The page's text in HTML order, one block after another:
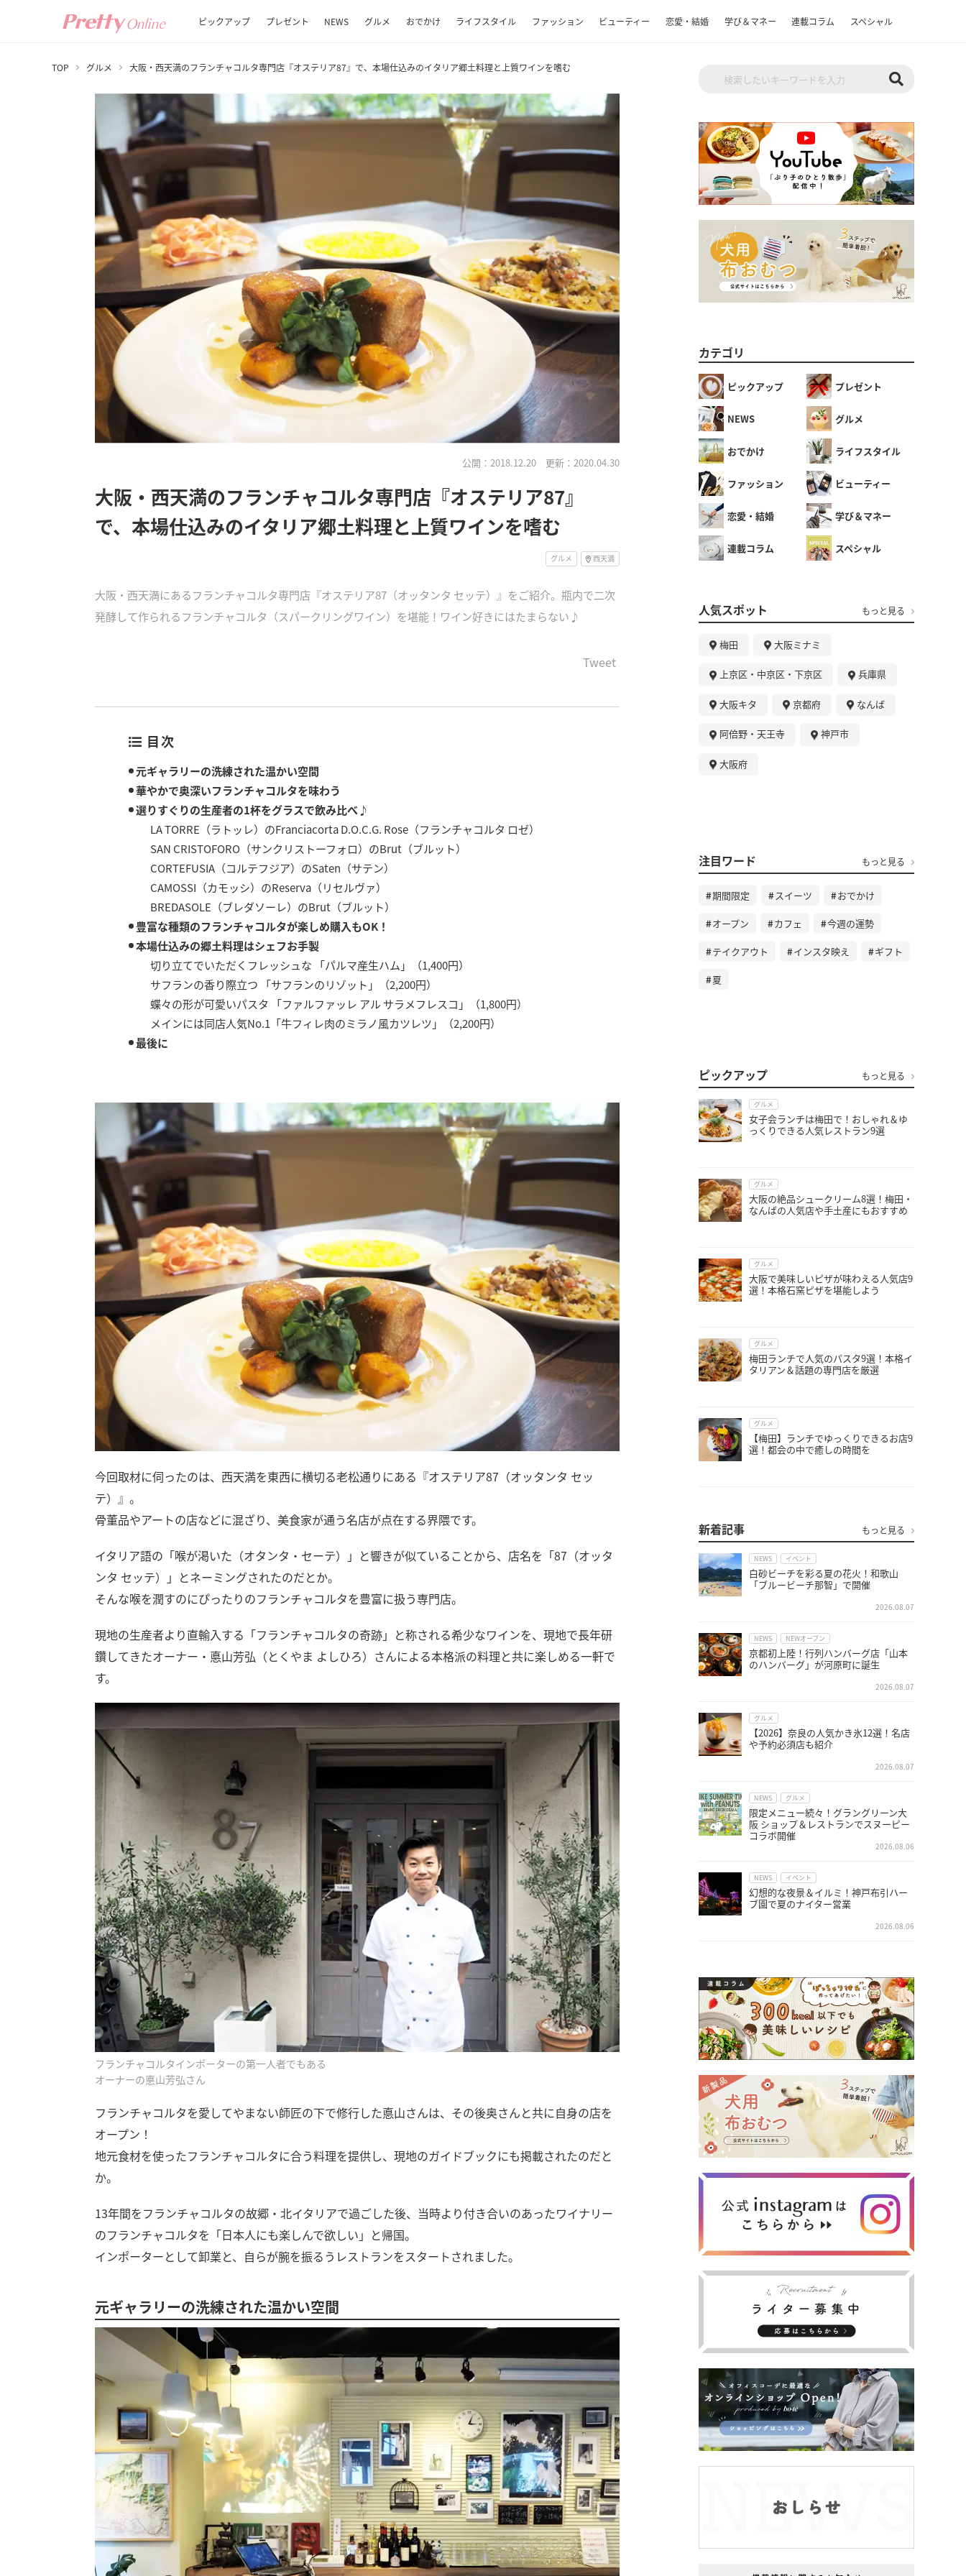
ピックアップ プレゼント NEWS グルメ おでかけ ライフスタイル ファッション ビューティー 恋愛・結婚 学び＆マネー 連載コラム スペシャル
TOP グルメ 大阪・西天満のフランチャコルタ専門店『オステリア87』で、本場仕込みのイタリア郷土料理と上質ワインを嗜む
公開：2018.12.20 更新：2020.04.30
大阪・西天満のフランチャコルタ専門店『オステリア87』
で、本場仕込みのイタリア郷土料理と上質ワインを嗜む
グルメ 西天満
大阪・西天満にあるフランチャコルタ専門店『オステリア87（オッタンタ セッテ）』をご紹介。瓶内で二次
発酵して作られるフランチャコルタ（スパークリングワイン）を堪能！ワイン好きにはたまらない♪
Tweet
目次
元ギャラリーの洗練された温かい空間
華やかで奥深いフランチャコルタを味わう
選りすぐりの生産者の1杯をグラスで飲み比べ♪
LA TORRE（ラトッレ）のFranciacorta D.O.C.G. Rose（フランチャコルタ ロゼ）
SAN CRISTOFORO（サンクリストーフォロ）のBrut（ブルット）
CORTEFUSIA（コルテフジア）のSaten（サテン）
CAMOSSI（カモッシ）のReserva（リセルヴァ）
BREDASOLE（ブレダソーレ）のBrut（ブルット）
豊富な種類のフランチャコルタが楽しめ購入もOK！
本場仕込みの郷土料理はシェフお手製
切り立てでいただくフレッシュな 「パルマ産生ハム」（1,400円）
サフランの香り際立つ 「サフランのリゾット」（2,200円）
蝶々の形が可愛いパスタ 「ファルファッレ アル サラメフレスコ」（1,800円）
メインには同店人気No.1「牛フィレ肉のミラノ風カツレツ」（2,200円）
最後に
今回取材に伺ったのは、西天満を東西に横切る老松通りにある『オステリア87（オッタンタ セッ
テ）』。
骨董品やアートの店などに混ざり、美食家が通う名店が点在する界隈です。
イタリア語の「喉が渇いた（オタンタ・セーテ）」と響きが似ていることから、店名を「87（オッタ
ンタ セッテ）」とネーミングされたのだとか。
そんな喉を潤すのにぴったりのフランチャコルタを豊富に扱う専門店。
現地の生産者より直輸入する「フランチャコルタの奇跡」と称される希少なワインを、現地で長年研
鑽してきたオーナー・悳山芳弘（とくやま よしひろ）さんによる本格派の料理と共に楽しめる一軒で
す。
フランチャコルタインポーターの第一人者でもある
オーナーの悳山芳弘さん
フランチャコルタを愛してやまない師匠の下で修行した悳山さんは、その後奥さんと共に自身の店を
オープン！
地元食材を使ったフランチャコルタに合う料理を提供し、現地のガイドブックにも掲載されたのだと
か。
13年間をフランチャコルタの故郷・北イタリアで過ごした後、当時より付き合いのあったワイナリー
のフランチャコルタを「日本人にも楽しんで欲しい」と帰国。
インポーターとして卸業と、自らが腕を振るうレストランをスタートされました。
元ギャラリーの洗練された温かい空間
カテゴリ
ピックアップ プレゼント
NEWS グルメ
おでかけ ライフスタイル
ファッション ビューティー
恋愛・結婚 学び＆マネー
連載コラム スペシャル
人気スポット もっと見る
梅田 大阪ミナミ
上京区・中京区・下京区 兵庫県
大阪キタ 京都府 なんば
阿倍野・天王寺 神戸市
大阪府
注目ワード もっと見る
期間限定 スイーツ おでかけ
オープン カフェ 今週の運勢
テイクアウト インスタ映え ギフト
夏
ピックアップ もっと見る
グルメ
女子会ランチは梅田で！おしゃれ＆ゆ
っくりできる人気レストラン9選
グルメ
大阪の絶品シュークリーム8選！梅田・
なんばの人気店や手土産にもおすすめ
グルメ
大阪で美味しいピザが味わえる人気店9
選！本格石窯ピザを堪能しよう
グルメ
梅田ランチで人気のパスタ9選！本格イ
タリアン＆話題の専門店を厳選
グルメ
【梅田】ランチでゆっくりできるお店9
選！都会の中で癒しの時間を
新着記事 もっと見る
NEWS イベント
白砂ビーチを彩る夏の花火！和歌山
「ブルービーチ那智」で開催
2026.08.07
NEWS NEWオープン
京都初上陸！行列ハンバーグ店「山本
のハンバーグ」が河原町に誕生
2026.08.07
グルメ
【2026】奈良の人気かき氷12選！名店
や予約必須店も紹介
2026.08.07
NEWS グルメ
限定メニュー続々！グラングリーン大
阪 ショップ＆レストランでスヌーピー
コラボ開催
2026.08.06
NEWS イベント
幻想的な夜景＆イルミ！神戸布引ハー
ブ園で夏のナイター営業
2026.08.06